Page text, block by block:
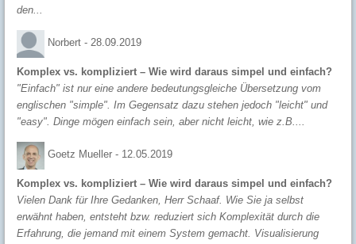
den...
Norbert - 28.09.2019
Komplex vs. kompliziert – Wie wird daraus simpel und einfach?
"Einfach" ist nur eine andere bedeutungsgleiche Übersetzung vom
englischen "simple". Im Gegensatz dazu stehen jedoch "leicht" und
"easy". Dinge mögen einfach sein, aber nicht leicht, wie z.B....
Goetz Mueller - 12.05.2019
Komplex vs. kompliziert – Wie wird daraus simpel und einfach?
Vielen Dank für Ihre Gedanken, Herr Schaaf. Wie Sie ja selbst
erwähnt haben, entsteht bzw. reduziert sich Komplexität durch die
Erfahrung, die jemand mit einem System gemacht. Visualisierung